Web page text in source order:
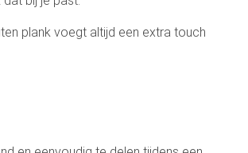
plank voegt altijd een extra touch